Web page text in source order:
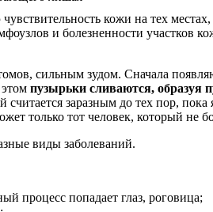
кожи на тех
и болезненности участков
сильным зудом. Сначала
пузырьки сливаются, образуя
заразным до тех пор,
только тот человек, который не
виды заболеваний.
процесс попадает глаз, роговица;